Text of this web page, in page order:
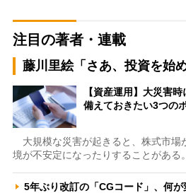
注目の著者・連載
藤川里絵「さあ、投資を始
【資産運用】大災害
備えておきたい3つの
大規模な災害が起きると、株式市場
境が不安定になったりすることがある
5年ぶり改訂の「CGコード」、何